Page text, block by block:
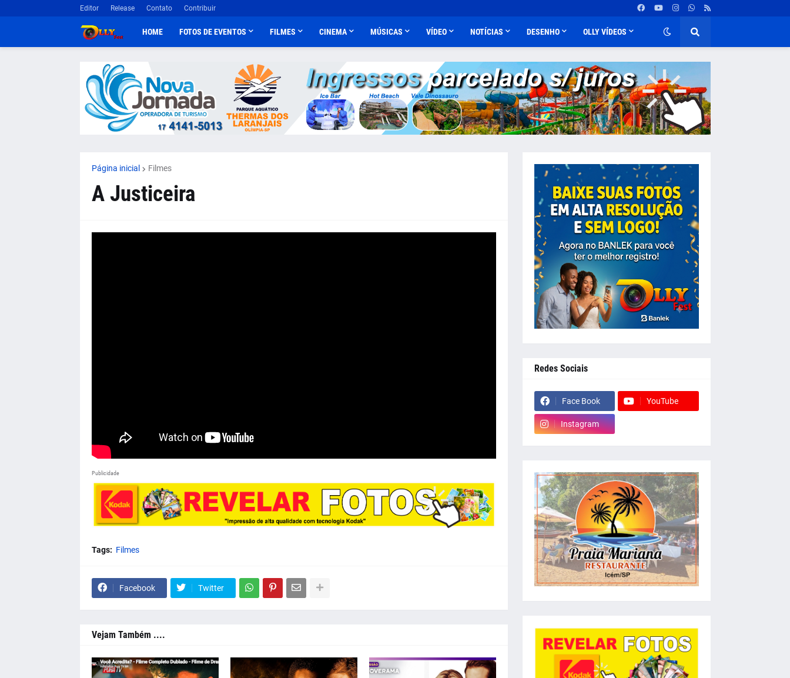
Editor Release Contato Contribuir
HOME FOTOS DE EVENTOS FILMES CINEMA MÚSICAS VÍDEO NOTÍCIAS DESENHO OLLY VÍDEOS
Página inicial Filmes
A Justiceira
Publicidade
Tags: Filmes
Facebook Twitter
Vejam Também ....
Redes Sociais
Face Book YouTube
Instagram